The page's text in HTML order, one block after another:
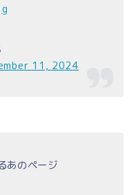
11, 2024
あのページ